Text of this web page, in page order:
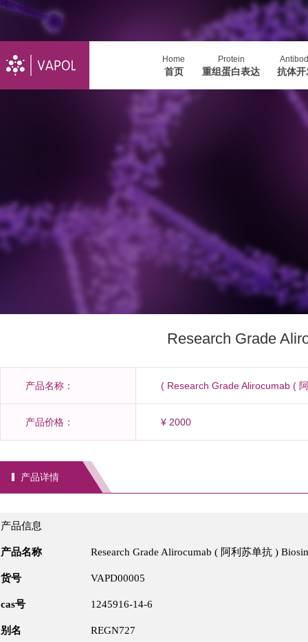
Home
首页
Protein
重组蛋白表达 抗体开
Research Grade
产品名称： ( Research Grade Alirocumab (
产品价格： ¥ 2000
产品详情
产品信息
产品名称 Research Grade Alirocumab ( 阿利苏单抗 )
货号 VAPD00005
cas号 1245916-14-6
别名 REGN727